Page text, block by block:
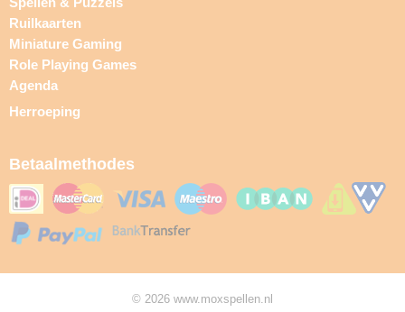
Ruilkaarten
Miniature Gaming
Role Playing Games
Agenda
Herroeping
Betaalmethodes
© 2026 www.moxspellen.nl